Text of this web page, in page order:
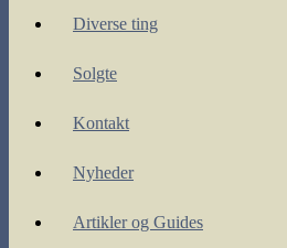
Diverse ting
Solgte
Kontakt
Nyheder
Artikler og Guides